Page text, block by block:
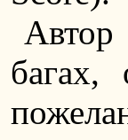
багах,